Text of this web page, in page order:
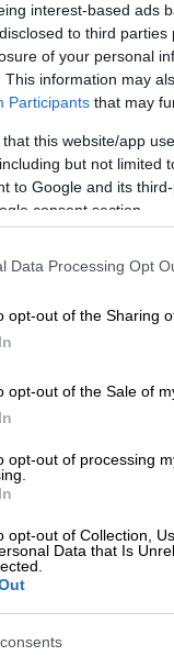
interest-based ads
to third
of your personal
This information may
Participants that may
that this website/app
but not limited
to Google and its
consent section.
Data Processing Opt
opt-out of the Sharing
opt-out of the Sale of
opt-out of processing
opt-out of Collection,
Data that Is
σε
τους 14
4
τις
μέσα από